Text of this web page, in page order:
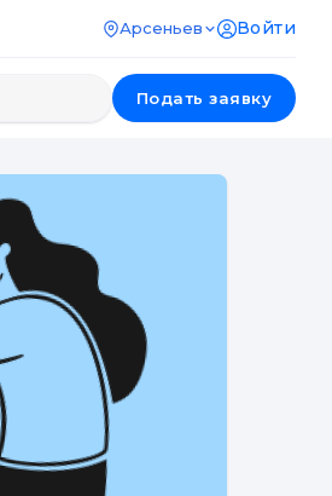
Арсеньев Войти
Подать заявку